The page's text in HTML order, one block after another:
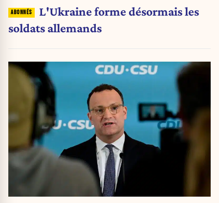
L'Ukraine forme désormais les
soldats allemands